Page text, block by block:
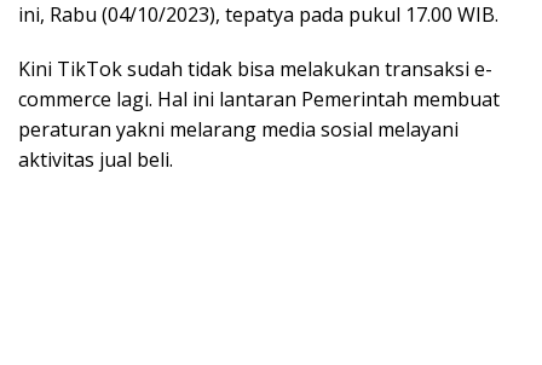
ini, Rabu (04/10/2023), tepatya pada pukul 17.00 WIB.
Kini TikTok sudah tidak bisa melakukan transaksi e-
commerce lagi. Hal ini lantaran Pemerintah membuat
peraturan yakni melarang media sosial melayani
aktivitas jual beli.